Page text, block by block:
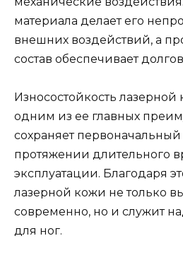
материала делает его
внешних воздействий, а
состав обеспечивает
Износостойкость лазерной
одним из ее главных
сохраняет
протяжении длительного
эксплуатации. Благодаря
лазерной кожи не только
современно, но и служит
для ног.